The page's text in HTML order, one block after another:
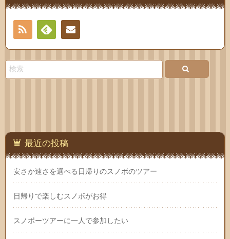
RSS
Feedlyお問
最近の投稿
安さか速さを選べる日帰りのスノボのツアー
日帰りで楽しむスノボがお得
スノボーツアーに一人で参加したい